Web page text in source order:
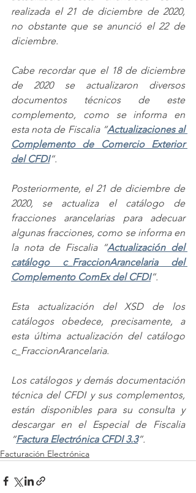
realizada el 21 de diciembre de 2020,
no obstante que se anunció el 22 de
diciembre.
Cabe recordar que el 18 de diciembre
de 2020 se actualizaron diversos
documentos técnicos de este
complemento, como se informa en
esta nota de Fiscalia “Actualizaciones al
Complemento de Comercio Exterior
del CFDI”.
Posteriormente, el 21 de diciembre de
2020, se actualiza el catálogo de
fracciones arancelarias para adecuar
algunas fracciones, como se informa en
la nota de Fiscalia “Actualización del
catálogo c_FraccionArancelaria del
Complemento ComEx del CFDI”.
Esta actualización del XSD de los
catálogos obedece, precisamente, a
esta última actualización del catálogo
c_FraccionArancelaria.
Los catálogos y demás documentación
técnica del CFDI y sus complementos,
están disponibles para su consulta y
descargar en el Especial de Fiscalia
“Factura Electrónica CFDI 3.3”.
Facturación Electrónica